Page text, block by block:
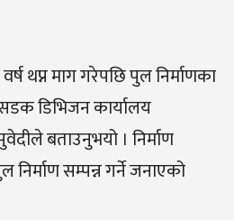
थप्न माग गरेपछि पुल निर्माणका
डिभिजन कार्यालय
बताउनुभयो । निर्माण
सम्पन्न गर्ने जनाएको